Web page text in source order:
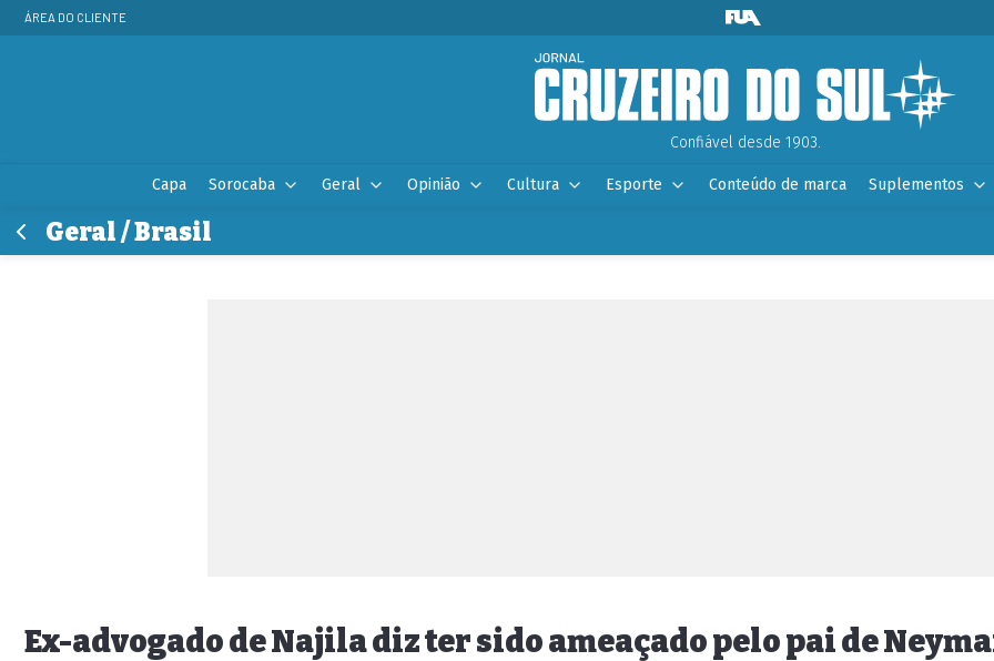
ÁREA DO CLIENTE
Confiável desde 1903.
Capa Sorocaba Geral Opinião Cultura Esporte Conteúdo de marca Suplementos
Geral / Brasil
Ex-advogado de Najila diz ter sido ameaçado pelo pai de